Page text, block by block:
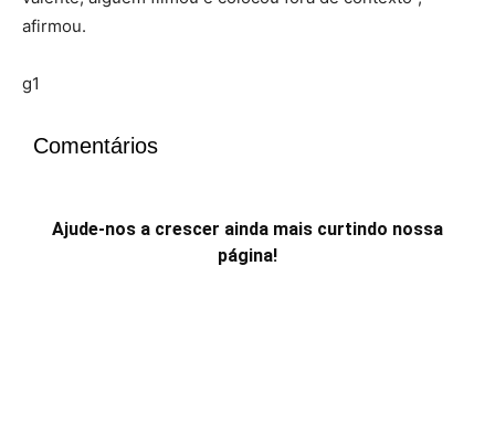
afirmou.
g1
Comentários
Ajude-nos a crescer ainda mais curtindo nossa
página!